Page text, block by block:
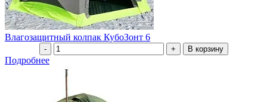
Влагозащитный колпак КубоЗонт 6
Подробнее